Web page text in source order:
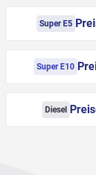
Super E5
Super E10
Diesel